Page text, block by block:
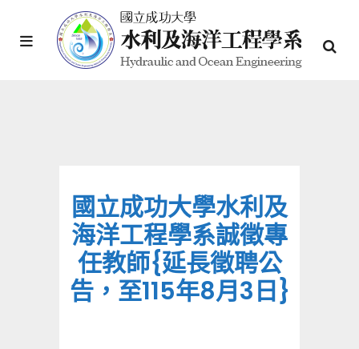
國立成功大學水利及
海洋工程學系誠徵專
任教師{延長徵聘公
告，至115年8月3日}